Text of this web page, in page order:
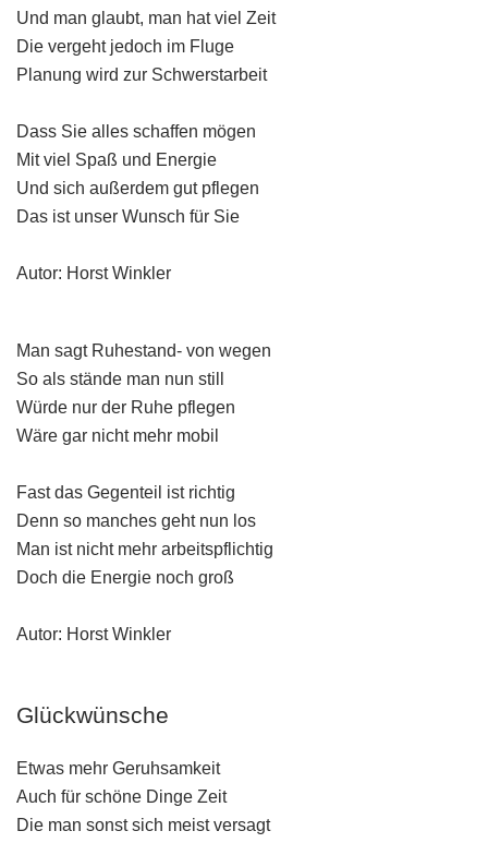
Und man glaubt, man hat viel Zeit
Die vergeht jedoch im Fluge
Planung wird zur Schwerstarbeit
Dass Sie alles schaffen mögen
Mit viel Spaß und Energie
Und sich außerdem gut pflegen
Das ist unser Wunsch für Sie
Autor: Horst Winkler
Man sagt Ruhestand- von wegen
So als stände man nun still
Würde nur der Ruhe pflegen
Wäre gar nicht mehr mobil
Fast das Gegenteil ist richtig
Denn so manches geht nun los
Man ist nicht mehr arbeitspflichtig
Doch die Energie noch groß
Autor: Horst Winkler
Glückwünsche
Etwas mehr Geruhsamkeit
Auch für schöne Dinge Zeit
Die man sonst sich meist versagt